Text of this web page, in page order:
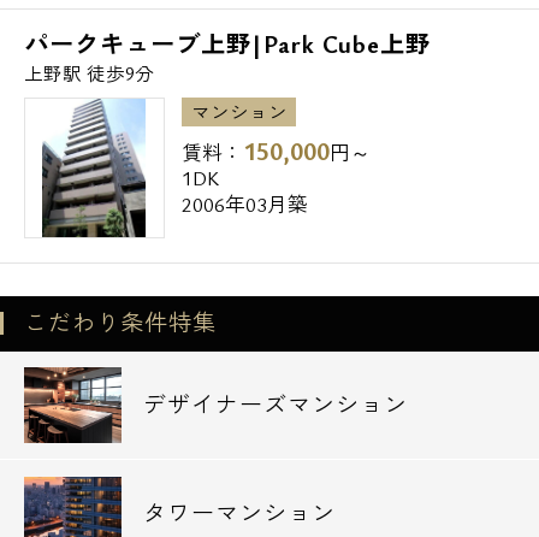
パークキューブ上野|Park Cube上野
上野駅 徒歩9分
マンション
賃料： 150,000円～
1DK
2006年03月築
こだわり条件特集
デザイナーズマンション
タワーマンション